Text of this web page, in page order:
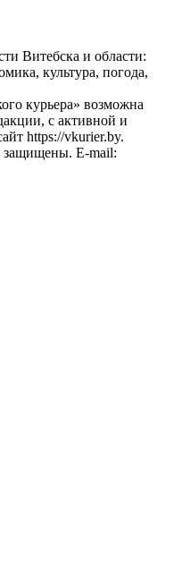
Витебска и области:
культура, погода,
курьера» возможна
с активной и
https://vkurier.by.
защищены. E-mail: